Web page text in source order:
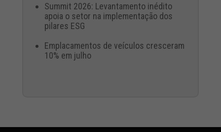
Summit 2026: Levantamento inédito
apoia o setor na implementação dos
pilares ESG
Emplacamentos de veículos cresceram
10% em julho